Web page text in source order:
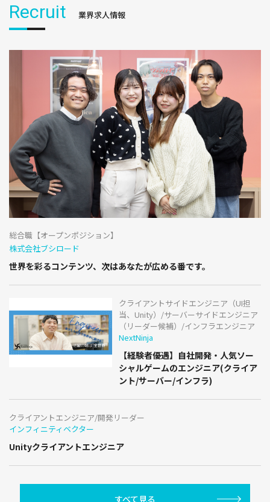
Recruit 業界求人情報
総合職【オープンポジション】
株式会社ブシロード
世界を彩るコンテンツ、次はあなたが広める番です。
クライアントサイドエンジニア（UI担
当、Unity）/サーバーサイドエンジニア
（リーダー候補）/インフラエンジニア
NextNinja
【経験者優遇】自社開発・人気ソー
シャルゲームのエンジニア(クライア
ント/サーバー/インフラ)
クライアントエンジニア/開発リーダー
インフィニティベクター
Unityクライアントエンジニア
すべて見る